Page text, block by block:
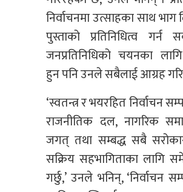
निर्वाचनमा उत्साहका साथ भाग
पुस्ताको प्रतिनिधित्व गर्न
जनप्रतिनिधिको चयनका
हुन पनि उनले सबैलाई आग्रह
‘स्वतन्त्र र भयरहित निर्वाचन
राजनीतिक दल, नागरिक
जगत् तथा सम्बद्ध सबै
सक्रिय सहभागिताका लागि
गर्छु,’ उनले भनिन्, ‘निर्वाचन